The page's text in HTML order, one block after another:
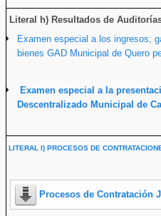
Literal h) Resultados de
Examen especial a los ingresos;
bienes GAD Municipal de Quero
Examen especial a la
Descentralizado Municipal de
LITERAL I) PROCESOS DE
Procesos de Contratación